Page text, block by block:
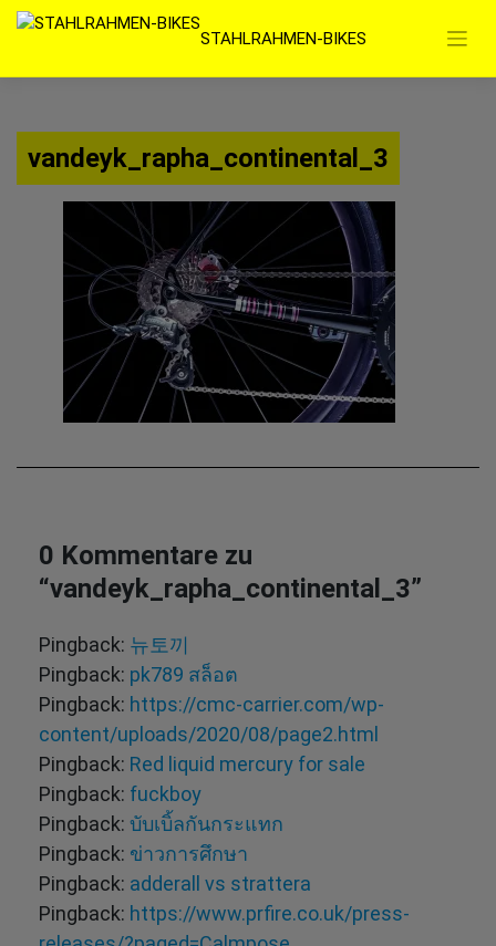
Zum
springen
STAHLRAHMEN-BIKES
vandeyk_rapha_continental_3
0 Kommentare zu
“vandeyk_rapha_continental_3”
Pingback: 뉴토끼
Pingback: pk789 สล็อต
Pingback: https://cmc-carrier.com/wp-
content/uploads/2020/08/page2.html
Pingback: Red liquid mercury for sale
Pingback: fuckboy
Pingback: บับเบิ้ลกันกระแทก
Pingback: ข่าวการศึกษา
Pingback: adderall vs strattera
Pingback: https://www.prfire.co.uk/press-